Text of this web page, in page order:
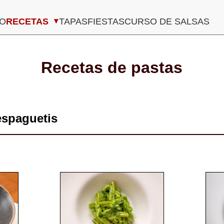
Navegación
principal
RECETAS TAPASFIESTASCURSO DE SALSAS
Recetas de pastas